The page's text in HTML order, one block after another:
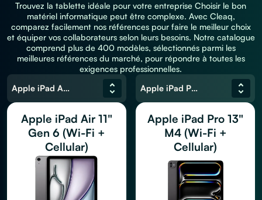
Trouvez la tablette idéale pour votre entreprise Choisir le bon
matériel informatique peut être complexe. Avec Cleaq,
comparez facilement nos références pour faire le meilleur choix
et équiper vos collaborateurs selon leurs besoins. Notre catalogue
comprend plus de 400 modèles, sélectionnés parmi les
meilleures références du marché, pour répondre à toutes les
exigences professionnelles.
Apple iPad Air 11" Gen 6 (Wi-Fi + Cellular)
Apple iPad Air 11"
Gen 6 (Wi-Fi +
Cellular)
Apple iPad Pro 13" M4 (Wi-Fi + Cellular)
Apple iPad Pro 13"
M4 (Wi-Fi +
Cellular)